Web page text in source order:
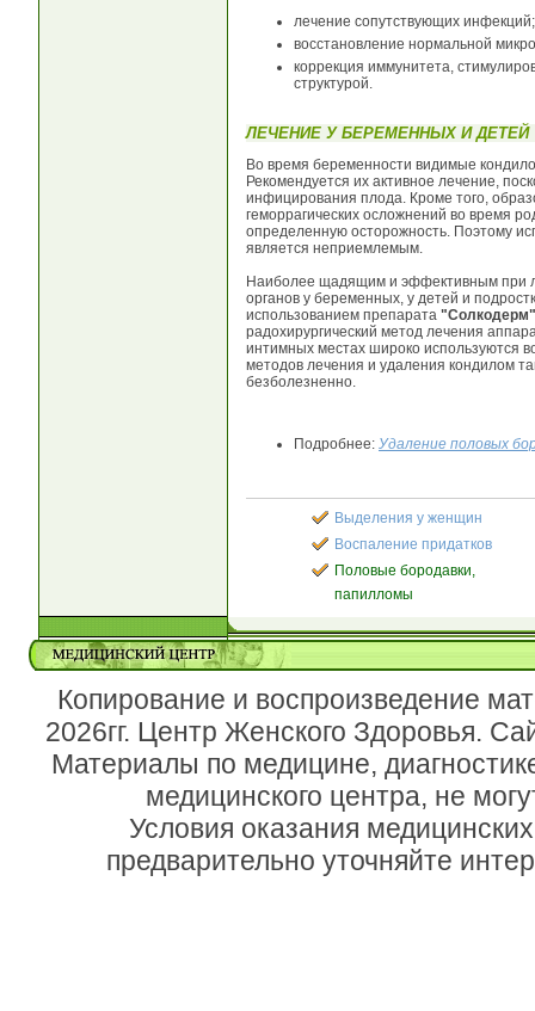
лечение сопутствующих инфекций;
восстановление нормальной
коррекция иммунитета,
структурой.
ЛЕЧЕНИЕ У БЕРЕМЕННЫХ И ДЕТЕЙ
Во время беременности видимые
Рекомендуется их активное лечение,
инфицирования плода. Кроме того,
геморрагических осложнений во время
определенную осторожность. Поэтому
является неприемлемым.
Наиболее щадящим и эффективным при
органов у беременных, у детей и
использованием препарата "Солкодерм"
радохирургический метод лечения
интимных местах широко используются
методов лечения и удаления кондилом
безболезненно.
Подробнее: Удаление половых
Выделения у женщин
Воспаление придатков
Половые бородавки,
папилломы
Копирование и воспроизведение
2026гг. Центр Женского Здоровья.
Материалы по медицине,
медицинского центра, не
Условия оказания
предварительно уточняйте